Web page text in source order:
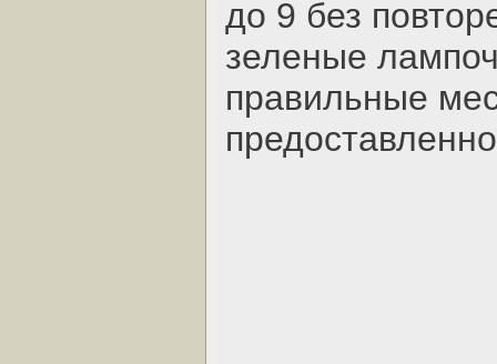
до 9 без
зеленые
правильные